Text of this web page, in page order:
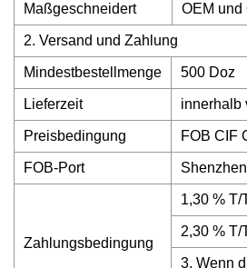
Maßgeschneidert OEM und
2. Versand und Zahlung
Mindestbestellmenge 500 Doz
Lieferzeit innerhalb
Preisbedingung FOB CIF
FOB-Port Shenzhen
Zahlungsbedingung
1,30 % T/
2,30 % T/
3. Wenn